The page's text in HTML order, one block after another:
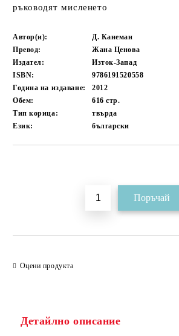
ръководят мисленето
Автор(и):
Д. Канеман
Превод:
Жана Ценова
Издател:
Изток-Запад
ISBN:
9786191520558
Година на издаване:
2012
Обем:
616стр.
Тип корица:
твърда
Език:
български
Оцени продукта
Детайлно описание